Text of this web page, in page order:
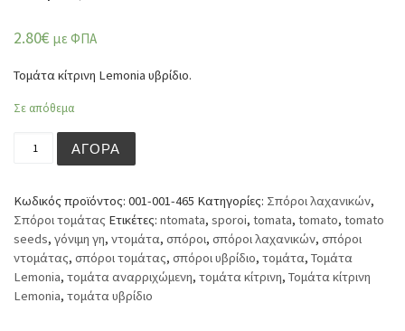
2.80€ με ΦΠΑ
Τομάτα κίτρινη Lemonia υβρίδιο.
Σε απόθεμα
ΑΓΟΡΆ
Κωδικός προϊόντος: 001-001-465 Κατηγορίες: Σπόροι λαχανικών,
Σπόροι τομάτας Ετικέτες: ntomata, sporoi, tomata, tomato, tomato
seeds, γόνιμη γη, ντομάτα, σπόροι, σπόροι λαχανικών, σπόροι
ντομάτας, σπόροι τομάτας, σπόροι υβρίδιο, τομάτα, Τομάτα
Lemonia, τομάτα αναρριχώμενη, τομάτα κίτρινη, Τομάτα κίτρινη
Lemonia, τομάτα υβρίδιο